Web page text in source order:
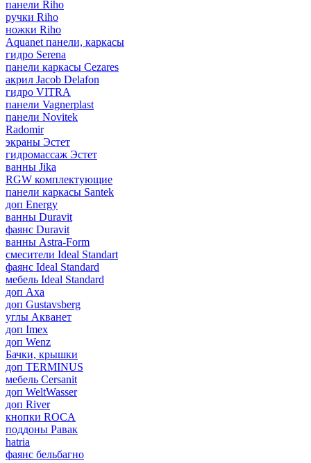
панели Riho
ручки Riho
ножки Riho
Aquanet панели, каркасы
гидро Serena
панели каркасы Cezares
акрил Jacob Delafon
гидро VITRA
панели Vagnerplast
панели Novitek
Radomir
экраны Эстет
гидромассаж Эстет
ванны Jika
RGW комплектующие
панели каркасы Santek
доп Energy
ванны Duravit
фаянс Duravit
ванны Astra-Form
смесители Ideal Standart
фаянс Ideal Standard
мебель Ideal Standard
доп Axa
доп Gustavsberg
углы Акванет
доп Imex
доп Wenz
Бачки, крышки
доп TERMINUS
мебель Cersanit
доп WeltWasser
доп River
кнопки ROCA
поддоны Равак
hatria
фаянс бельбагно